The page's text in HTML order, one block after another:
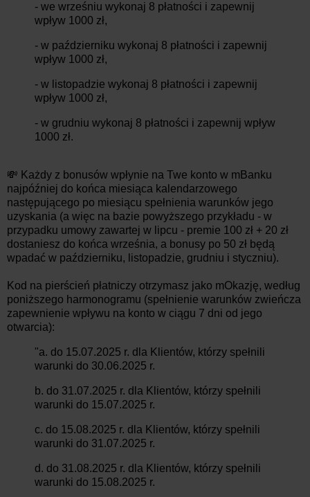
- we wrześniu wykonaj 8 płatności i zapewnij
wpływ 1000 zł,
- w październiku wykonaj 8 płatności i zapewnij
wpływ 1000 zł,
- w listopadzie wykonaj 8 płatności i zapewnij
wpływ 1000 zł,
- w grudniu wykonaj 8 płatności i zapewnij wpływ
1000 zł.
💸 Każdy z bonusów wpłynie na Twe konto w mBanku
najpóźniej do końca miesiąca kalendarzowego
następującego po miesiącu spełnienia warunków jego
uzyskania (a więc na bazie powyższego przykładu - w
przypadku umowy zawartej w lipcu - premie 100 zł + 20 zł
dostaniesz do końca września, a bonusy po 50 zł będą
wpadać w październiku, listopadzie, grudniu i styczniu).
Kod na pierścień płatniczy otrzymasz jako mOkazję, według
poniższego harmonogramu (spełnienie warunków zwieńcza
zapewnienie wpływu na konto w ciągu 7 dni od jego
otwarcia):
"a. do 15.07.2025 r. dla Klientów, którzy spełnili
warunki do 30.06.2025 r.
b. do 31.07.2025 r. dla Klientów, którzy spełnili
warunki do 15.07.2025 r.
c. do 15.08.2025 r. dla Klientów, którzy spełnili
warunki do 31.07.2025 r.
d. do 31.08.2025 r. dla Klientów, którzy spełnili
warunki do 15.08.2025 r.